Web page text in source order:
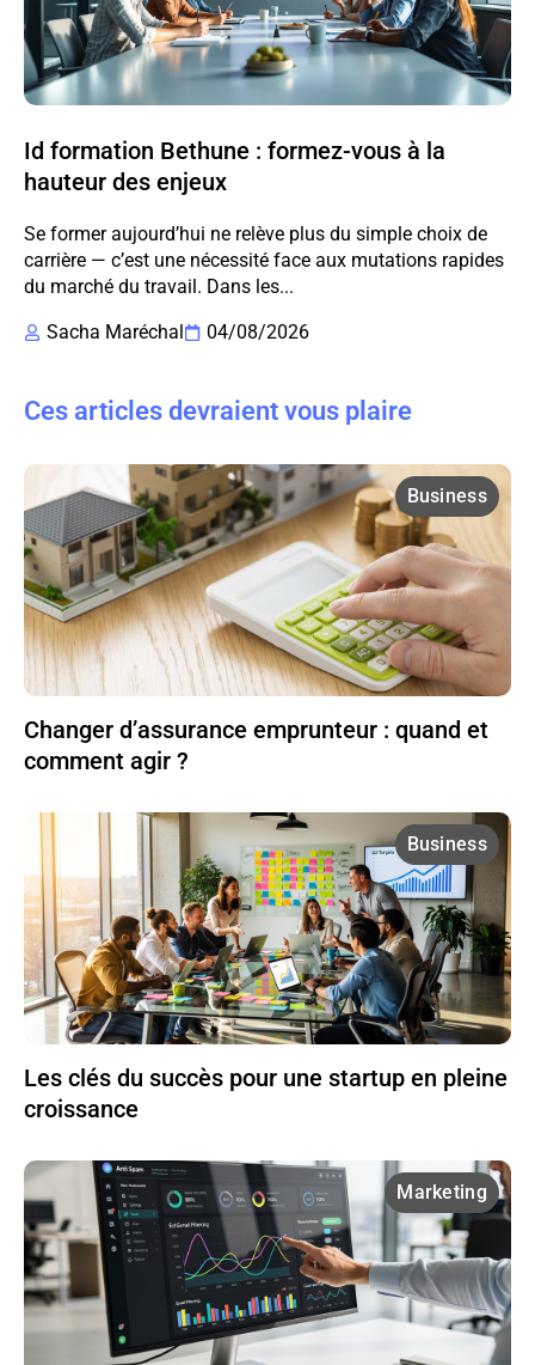
Id formation Bethune : formez-vous à la
hauteur des enjeux
Se former aujourd’hui ne relève plus du simple choix de
carrière — c’est une nécessité face aux mutations rapides
du marché du travail. Dans les...
Sacha Maréchal
04/08/2026
Ces articles devraient vous plaire
Business
Changer d’assurance emprunteur : quand et
comment agir ?
Business
Les clés du succès pour une startup en pleine
croissance
Marketing